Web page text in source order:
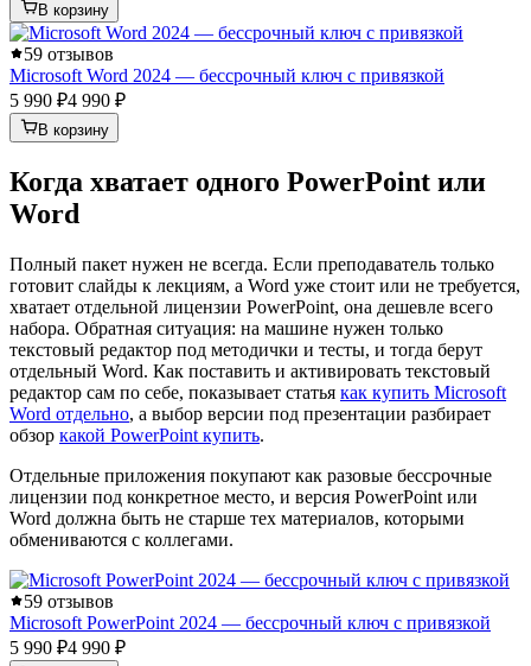
В корзину
59 отзывов
Microsoft Word 2024 — бессрочный ключ с привязкой
5 990 ₽4 990 ₽
В корзину
Когда хватает одного PowerPoint или
Word
Полный пакет нужен не всегда. Если преподаватель только
готовит слайды к лекциям, а Word уже стоит или не требуется,
хватает отдельной лицензии PowerPoint, она дешевле всего
набора. Обратная ситуация: на машине нужен только
текстовый редактор под методички и тесты, и тогда берут
отдельный Word. Как поставить и активировать текстовый
редактор сам по себе, показывает статья как купить Microsoft
Word отдельно, а выбор версии под презентации разбирает
обзор какой PowerPoint купить.
Отдельные приложения покупают как разовые бессрочные
лицензии под конкретное место, и версия PowerPoint или
Word должна быть не старше тех материалов, которыми
обмениваются с коллегами.
59 отзывов
Microsoft PowerPoint 2024 — бессрочный ключ с привязкой
5 990 ₽4 990 ₽